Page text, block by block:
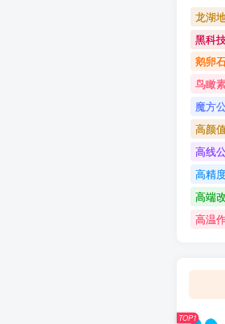
龙湖
黑科
鹅卵
鸟瞰
魔方
高颜
高线
高精
高端
高温
TOP1